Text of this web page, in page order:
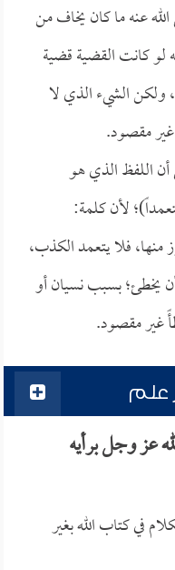
عنه ما كان يخاف من
لو كانت القضية قضية
ولكن الشيء الذي لا
مقصود.
اللفظ الذي هو
لأن كلمة:
فلا يتعمد الكذب،
يخطئ؛ بسبب نسيان أو
غير مقصود.
علم
عز وجل برأيه
في كتاب الله بغير